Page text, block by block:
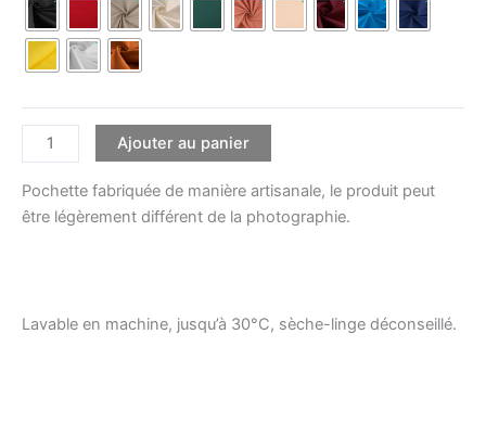
Ajouter au panier
Pochette fabriquée de manière artisanale, le produit peut
être légèrement différent de la photographie.
Lavable en machine, jusqu’à 30°C, sèche-linge déconseillé.